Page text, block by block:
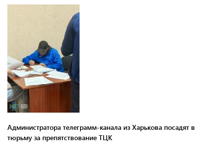
Администратора телеграмм-канала из Харькова посадят в
тюрьму за препятствование ТЦК